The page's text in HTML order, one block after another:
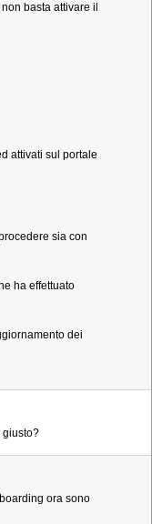
basta attivare il
attivati sul portale
sia con
ha effettuato
dei
giusto?
ora sono